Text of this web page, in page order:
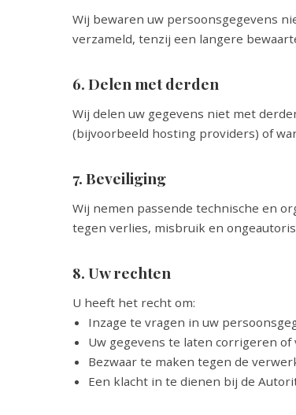
Wij bewaren uw persoonsgegevens
verzameld, tenzij een langere
6. Delen met derden
Wij delen uw gegevens niet met
(bijvoorbeeld hosting providers) of
7. Beveiliging
Wij nemen passende technische en
tegen verlies, misbruik en
8. Uw rechten
U heeft het recht om:
Inzage te vragen in uw
Uw gegevens te laten corrigeren
Bezwaar te maken tegen de
Een klacht in te dienen bij de